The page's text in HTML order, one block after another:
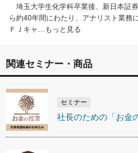
埼玉大学生化学科卒業後、新日本証
ら約40年間にわたり、アナリスト業務
ＦＪキャ…もっと見る
関連セミナー・商品
セミナー
社長のための「お金